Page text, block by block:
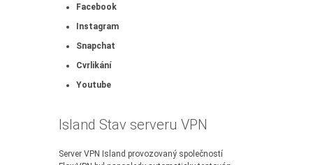
Facebook
Instagram
Snapchat
Cvrlikání
Youtube
Island Stav serveru VPN
Server VPN Island provozovaný společností